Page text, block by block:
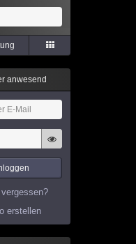
anwesend
erstellen